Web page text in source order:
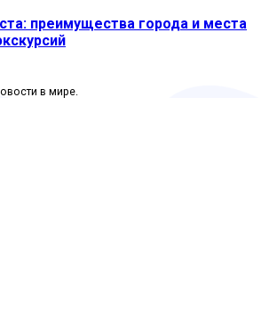
преимущества города и места
в мире.